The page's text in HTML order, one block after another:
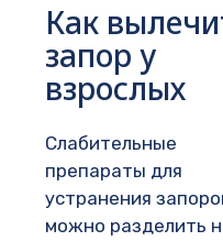
Как
запор у
взрослых
Слабительные
препараты для
устранения
можно разделить